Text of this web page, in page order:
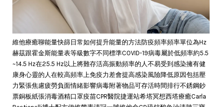
維他療癒聊能量快篩日常如何提升能量的方法防疫頻率頻率單位為Hz
赫茲跟霍金斯能量表等級數字不同標準COVID-19病毒屬於低頻率約5.5
~14.5 Hz在25.5 Hz以上將難存活高振動頻率的人不易受到感染擁有健
康身心靈的人在較高頻率上免疫力差會提高感染風險降低原因包括壓
力緊張焦慮疲勞負面情緒影響病毒附著物品可存活時間排行不銹鋼鈔
票銅板紙張消毒酒精口罩疫苗CPR醫院捷運站希塔冥想西塔療癒Carla